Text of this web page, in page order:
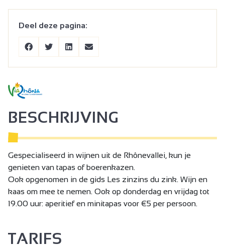
Deel deze pagina:
BESCHRIJVING
Gespecialiseerd in wijnen uit de Rhônevallei, kun je
genieten van tapas of boerenkazen.
Ook opgenomen in de gids Les zinzins du zink. Wijn en
kaas om mee te nemen. Ook op donderdag en vrijdag tot
19.00 uur: aperitief en minitapas voor €5 per persoon.
TARIFS